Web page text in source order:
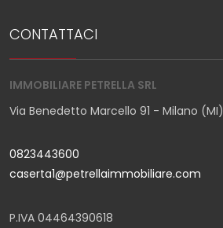
CONTATTACI
IMMOBILIARE PETRELLA SRL
Via Benedetto Marcello 91 - Milano (MI)
0823443600
caserta1@petrellaimmobiliare.com
P.IVA 04464390618
Arredato
Nuova costruzione